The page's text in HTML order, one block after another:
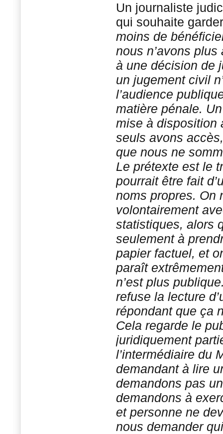
Un journaliste
qui souhaite
moins de
nous n’avons
à une décision de
un jugement civil
l’audience
matière pénale.
mise à disposition
seuls avons
que nous ne
Le prétexte est le
pourrait être fait
noms propres. On
volontairement
statistiques, alors
seulement à
papier factuel, et
paraît
n’est plus
refuse la lecture
répondant que ça
Cela regarde le
juridiquement
l’intermédiaire du
demandant à lire
demandons pas
demandons à
et personne ne
nous demander